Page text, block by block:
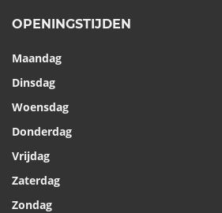
OPENINGSTIJDEN
Maandag
Dinsdag
Woensdag
Donderdag
Vrijdag
Zaterdag
Zondag